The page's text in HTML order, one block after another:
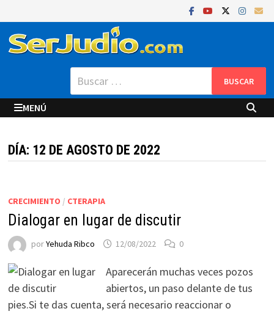
al
contenido
Buscar:
MENÚ
DÍA: 12 DE AGOSTO DE 2022
CRECIMIENTO / CTERAPIA
Dialogar en lugar de discutir
porYehuda Ribco 12/08/2022 0
Aparecerán muchas veces pozos
abiertos, un paso delante de tus
pies.Si te das cuenta, será necesario reaccionar o